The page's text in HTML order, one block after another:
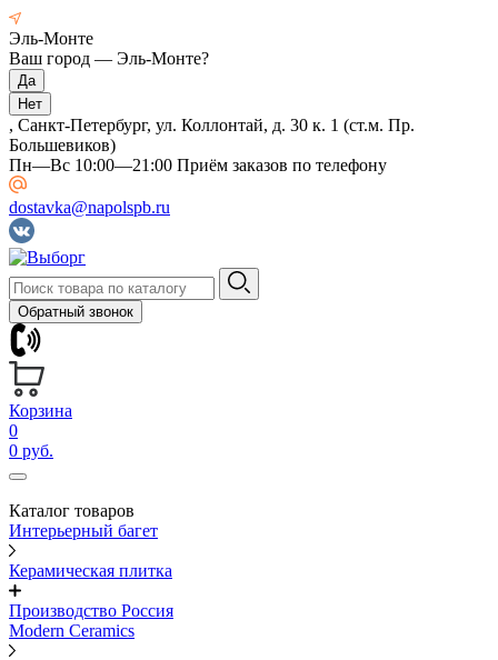
Эль-Монте
Ваш город — Эль-Монте?
, Санкт-Петербург, ул. Коллонтай, д. 30 к. 1 (ст.м. Пр.
Большевиков)
Пн—Вс 10:00—21:00 Приём заказов по телефону
dostavka@napolspb.ru
Обратный звонок
Корзина
0
0 руб.
Каталог товаров
Интерьерный багет
Керамическая плитка
Производство Россия
Modern Ceramics